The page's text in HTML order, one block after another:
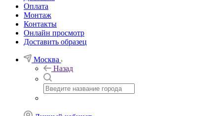
Оплата
Монтаж
Контакты
Онлайн просмотр
Доставить образец
Москва
Назад